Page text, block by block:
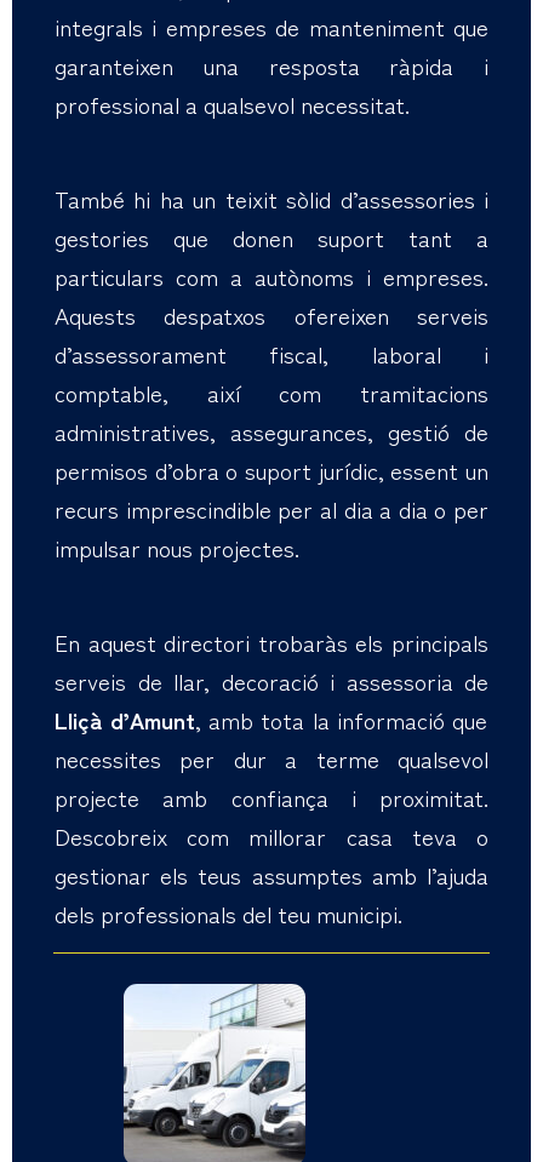
integrals i empreses de manteniment que
garanteixen una resposta ràpida i
professional a qualsevol necessitat.
També hi ha un teixit sòlid d’assessories i
gestories que donen suport tant a
particulars com a autònoms i empreses.
Aquests despatxos ofereixen serveis
d’assessorament fiscal, laboral i
comptable, així com tramitacions
administratives, assegurances, gestió de
permisos d’obra o suport jurídic, essent un
recurs imprescindible per al dia a dia o per
impulsar nous projectes.
En aquest directori trobaràs els principals
serveis de llar, decoració i assessoria de
Lliçà d’Amunt, amb tota la informació que
necessites per dur a terme qualsevol
projecte amb confiança i proximitat.
Descobreix com millorar casa teva o
gestionar els teus assumptes amb l’ajuda
dels professionals del teu municipi.